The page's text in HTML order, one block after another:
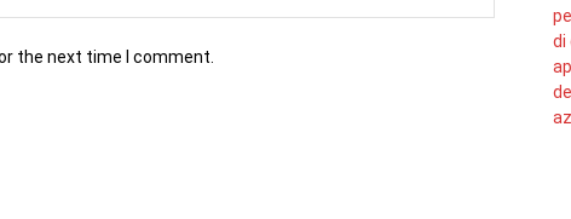
the next time I comment.